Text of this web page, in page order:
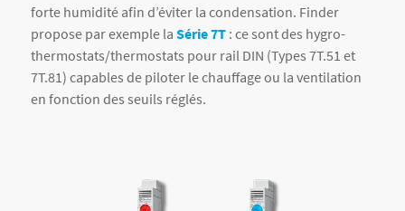
forte humidité afin d’éviter la condensation. Finder
propose par exemple la Série 7T : ce sont des hygro-
thermostats/thermostats pour rail DIN (Types 7T.51 et
7T.81) capables de piloter le chauffage ou la ventilation
en fonction des seuils réglés.